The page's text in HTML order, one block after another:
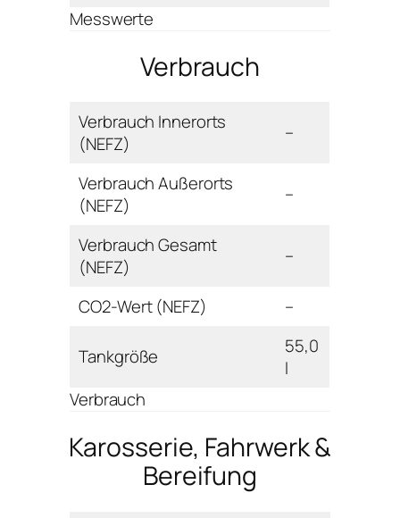
Messwerte
Verbrauch
Verbrauch Innerorts
(NEFZ)
–
Verbrauch Außerorts
(NEFZ)
–
Verbrauch Gesamt
(NEFZ)
–
CO2-Wert (NEFZ) –
Tankgröße
55,0
l
Verbrauch
Karosserie, Fahrwerk &
Bereifung